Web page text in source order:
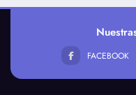
FACEBOOK